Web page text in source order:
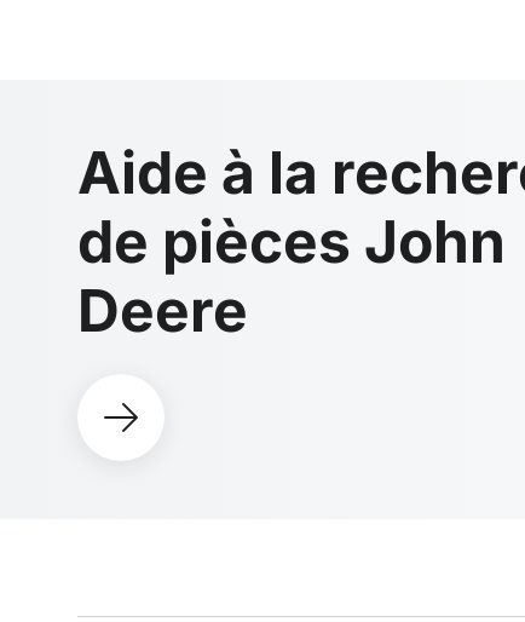
Aide à la
de pièces John
Deere